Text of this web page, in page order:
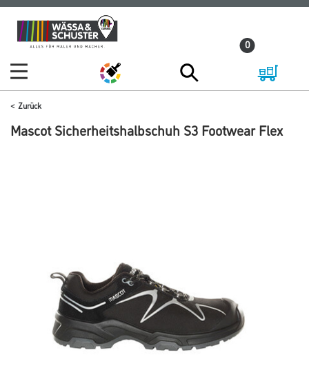
Zum
Inhalt
Zum
Navigationsmenü
0
Zurück
Mascot Sicherheitshalbschuh S3 Footwear Flex